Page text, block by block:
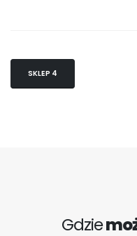
SKLEP 4
Gdzie